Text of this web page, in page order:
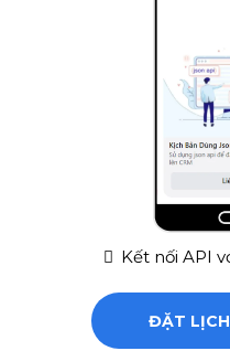
Kết nối API
ĐẶT LỊCH